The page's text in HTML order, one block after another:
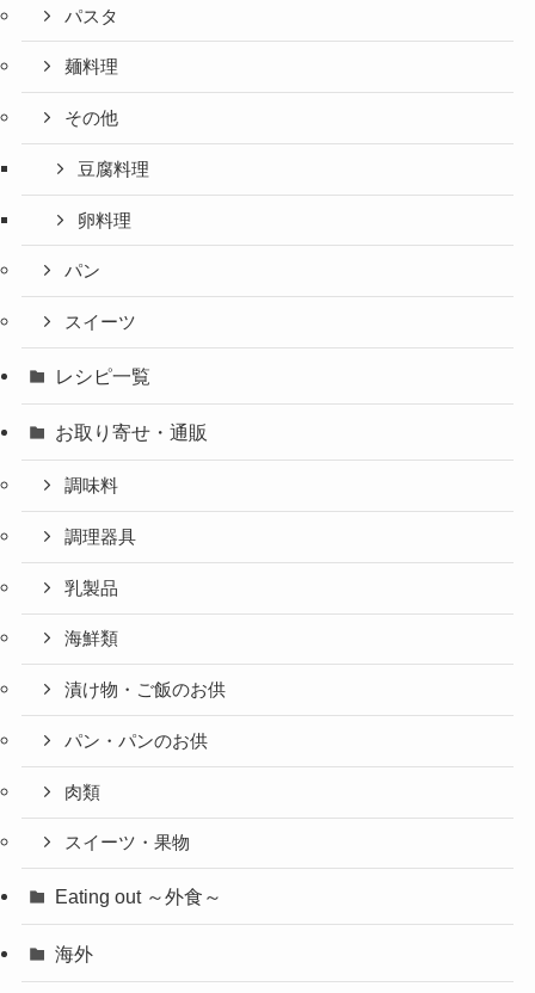
パスタ
麺料理
その他
豆腐料理
卵料理
パン
スイーツ
レシピ一覧
お取り寄せ・通販
調味料
調理器具
乳製品
海鮮類
漬け物・ご飯のお供
パン・パンのお供
肉類
スイーツ・果物
Eating out ～外食～
海外